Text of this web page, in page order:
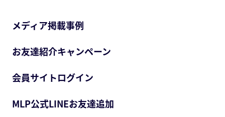
メディア掲載事例
お友達紹介キャンペーン
会員サイトログイン
MLP公式LINEお友達追加